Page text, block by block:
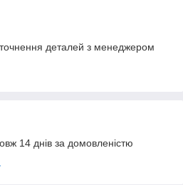
деталей з менеджером
14 днів за домовленістю